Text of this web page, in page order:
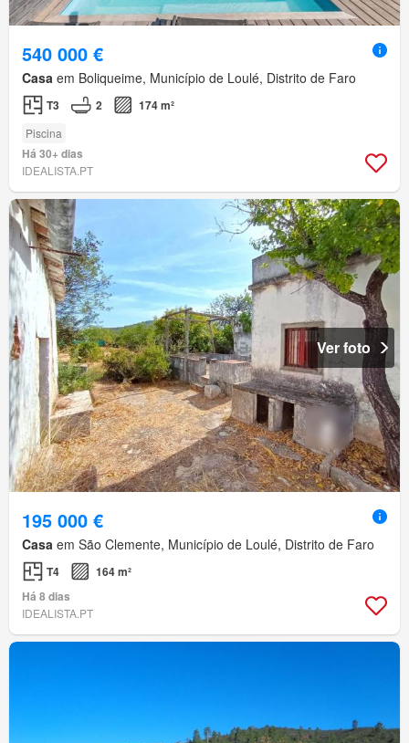
540 000 €
Casa em Boliqueime, Município de Loulé, Distrito de Faro
T3 2 174 m²
Piscina
Há 30+ dias
IDEALISTA.PT
Ver foto
195 000 €
Casa em São Clemente, Município de Loulé, Distrito de Faro
T4
164 m²
Há 8 dias
IDEALISTA.PT